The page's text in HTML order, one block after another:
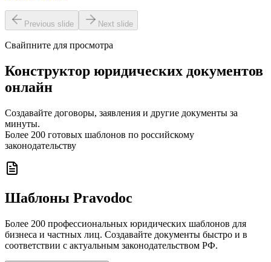
Previous slide Next slide
Свайпните для просмотра
Конструктор юридических документов
онлайн
Создавайте договоры, заявления и другие документы за
минуты.
Более 200 готовых шаблонов по российскому
законодательству
Шаблоны Pravodoc
Более 200 профессиональных юридических шаблонов для
бизнеса и частных лиц. Создавайте документы быстро и в
соответствии с актуальным законодательством РФ.